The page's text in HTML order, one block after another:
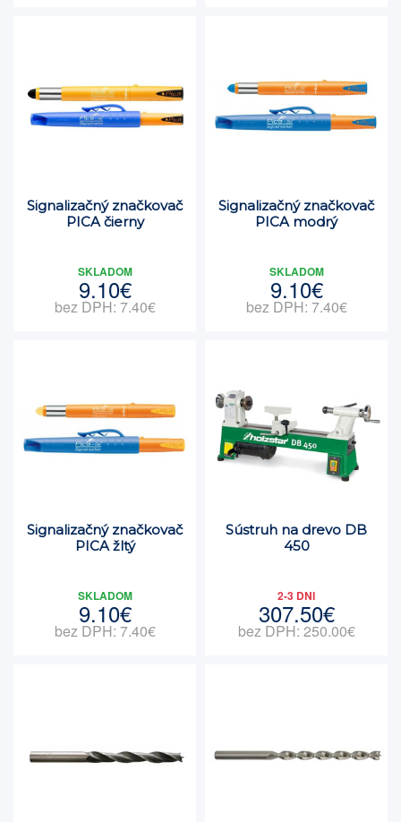
Signalizačný značkovač
PICA čierny
SKLADOM
9.10€
bez DPH: 7.40€
Signalizačný značkovač
PICA modrý
SKLADOM
9.10€
bez DPH: 7.40€
Signalizačný značkovač
PICA žltý
SKLADOM
9.10€
bez DPH: 7.40€
Sústruh na drevo DB
450
2-3 DNI
307.50€
bez DPH: 250.00€